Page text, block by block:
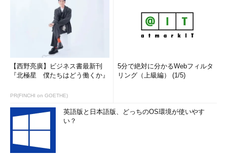
【西野亮廣】ビジネス書最新刊
『北極星 僕たちはどう働くか』
PR(FINCHI on GOETHE)
5分で絶対に分かるWebフィルタ
リング（上級編） (1/5)
英語版と日本語版、どっちのOS環境が使いやす
い？